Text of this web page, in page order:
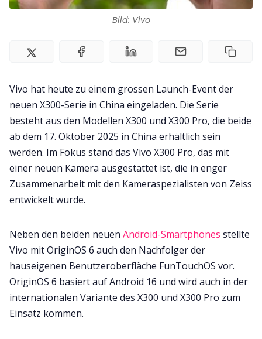
Bild: Vivo
Vivo hat heute zu einem grossen Launch-Event der
neuen X300-Serie in China eingeladen. Die Serie
besteht aus den Modellen X300 und X300 Pro, die beide
ab dem 17. Oktober 2025 in China erhältlich sein
werden. Im Fokus stand das Vivo X300 Pro, das mit
einer neuen Kamera ausgestattet ist, die in enger
Zusammenarbeit mit den Kameraspezialisten von Zeiss
entwickelt wurde.
Neben den beiden neuen Android-Smartphones stellte
Vivo mit OriginOS 6 auch den Nachfolger der
hauseigenen Benutzeroberfläche FunTouchOS vor.
OriginOS 6 basiert auf Android 16 und wird auch in der
internationalen Variante des X300 und X300 Pro zum
Einsatz kommen.